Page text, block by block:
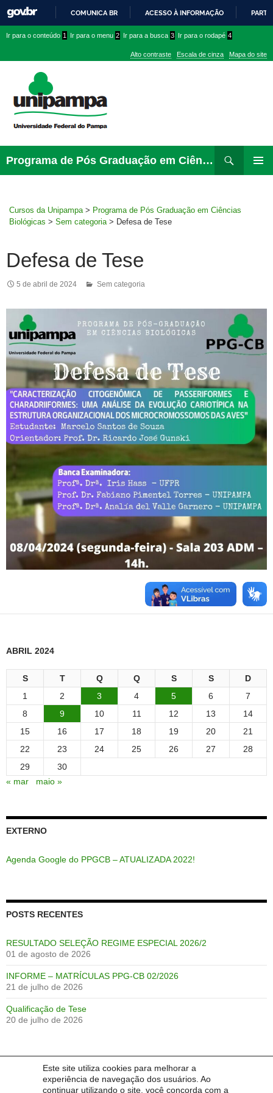
Este site utiliza cookies para melhorar a
experiência de navegação dos usuários. Ao
continuar utilizando o site, você concorda com a
PARA
CONTEÚDO
COMUNICA BR ACESSO À INFORMAÇÃO
conteúdo
menu
superior
menu
Ir para o conteúdo 1 Ir para o menu 2 Ir para a busca 3 Ir para o rodapé 4
Alto contraste Escala de cinza Mapa do site
Programa de Pós Graduação em Ciências Biológicas
para
Cursos da Unipampa > Programa de Pós Graduação em Ciências
Biológicas > Sem categoria > Defesa de Tese
Defesa de Tese
5 de abril de 2024 Sem categoria
ABRIL 2024
S T Q Q S S
D
1
2 3 4 5 6
7
8
9 10 11 12 13
14
15
16 17 18 19 20
21
22
23 24 25 26 27
28
29
30
« mar
maio »
EXTERNO
Agenda Google do PPGCB – ATUALIZADA 2022!
POSTS RECENTES
RESULTADO SELEÇÃO REGIME ESPECIAL 2026/2
01 de agosto de 2026
INFORME – MATRÍCULAS PPG-CB 02/2026
21 de julho de 2026
Qualificação de Tese
20 de julho de 2026